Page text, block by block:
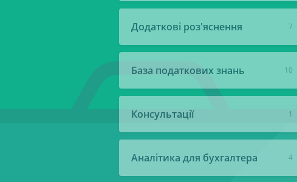
7
Додаткові роз'яснення
10
База податкових знань
1
Консультації
4
Аналітика для бухгалтера